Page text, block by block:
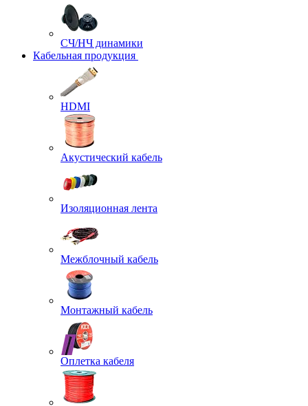
СЧ/НЧ динамики
Кабельная продукция
HDMI
Акустический кабель
Изоляционная лента
Межблочный кабель
Монтажный кабель
Оплетка кабеля